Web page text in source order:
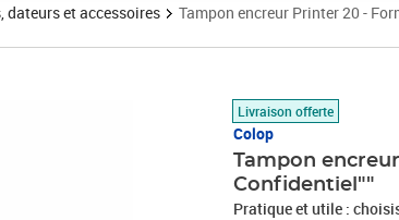
dateurs et accessoires Tampon encreur Printer 20 -
Livraison offerte
Colop
Tampon
Confidentiel""
Pratique et utile :
Prix 12,46€